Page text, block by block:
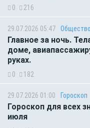
0 216
29.07.2026 05:47 Общество
Главное за ночь.
доме,
руках.
0 182
29.07.2026 01:00 Гороскоп
Гороскоп для всех
июля